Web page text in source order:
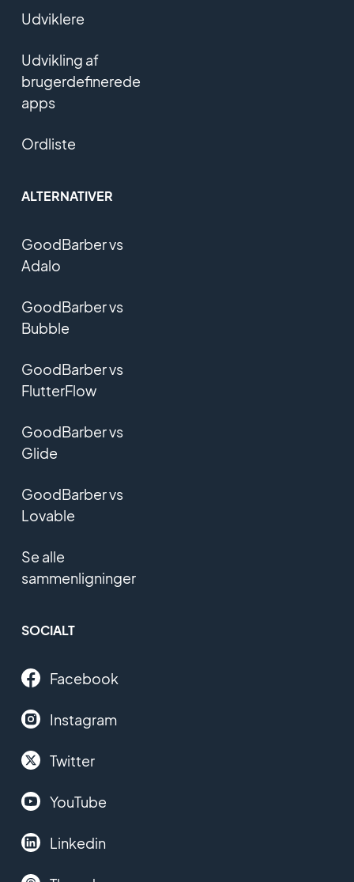
Udviklere
Udvikling af
brugerdefinerede
apps
Ordliste
ALTERNATIVER
GoodBarber vs
Adalo
GoodBarber vs
Bubble
GoodBarber vs
FlutterFlow
GoodBarber vs
Glide
GoodBarber vs
Lovable
Se alle
sammenligninger
SOCIALT
Facebook
Instagram
Twitter
YouTube
Linkedin